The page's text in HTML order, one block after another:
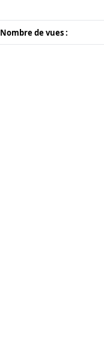
Nombre de vues :